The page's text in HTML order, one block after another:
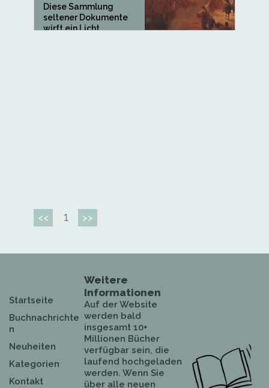
Diese Sammlung
seltener Dokumente
wirft ein Licht...
<< 1 >>
Startseite
Buchnachrichte
n
Neuheiten
Kategorien
Kontakt
Weitere
Informationen
Auf der Website
werden bald
insgesamt 10+
Millionen Bücher
verfügbar sein, die
laufend hochgeladen
werden. Wenn Sie
über alle neuen